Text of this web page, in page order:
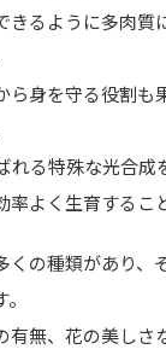
るように多肉質
身を守る役割も
れる特殊な光合成
よく生育するこ
くの種類があり、
無、花の美しさな